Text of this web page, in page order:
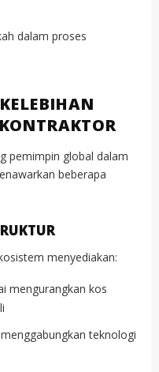
dalam proses
pemimpin global dalam
beberapa
menyediakan:
mengurangkan kos
teknologi